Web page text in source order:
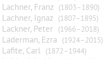
Lachner, Franz (1803–1890)
Lachner, Ignaz (1807–1895)
Lackner, Peter (1966–2018)
Laderman, Ezra (1924–2015)
Lafite, Carl (1872–1944)